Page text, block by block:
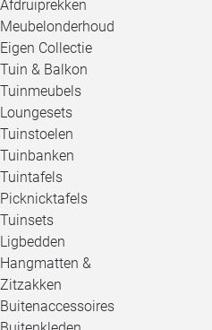
Afdruiprekken
Meubelonderhoud
Eigen Collectie
Tuin & Balkon
Tuinmeubels
Loungesets
Tuinstoelen
Tuinbanken
Tuintafels
Picknicktafels
Tuinsets
Ligbedden
Hangmatten &
Zitzakken
Buitenaccessoires